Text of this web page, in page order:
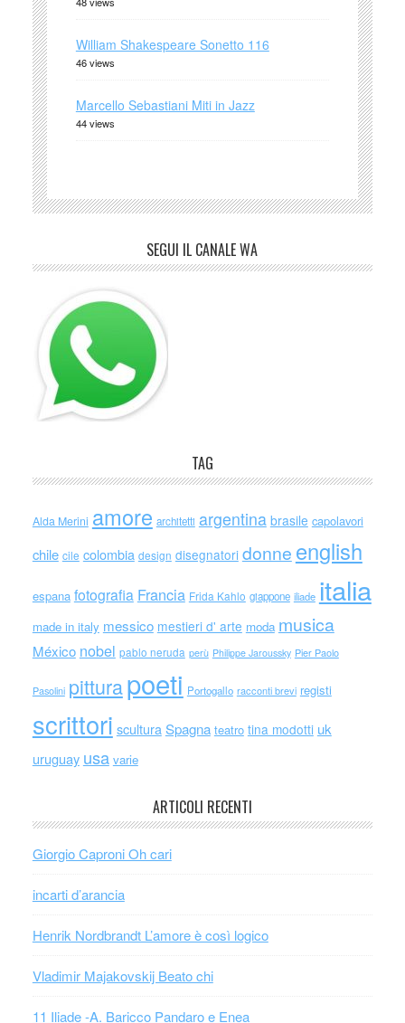
William Shakespeare Sonetto 116
46 views
Marcello Sebastiani Miti in Jazz
44 views
SEGUI IL CANALE WA
TAG
Alda Merini amore architetti argentina brasile capolavori
chile cile colombia design disegnatori donne english
espana fotografia Francia Frida Kahlo giappone iliade italia
made in italy messico mestieri d' arte moda musica
México nobel pablo neruda perù Philippe Jaroussky Pier Paolo
Pasolini pitturapoeti Portogallo racconti brevi registi
scrittori scultura Spagna teatro tina modotti uk
uruguay usa varie
ARTICOLI RECENTI
Giorgio Caproni Oh cari
incarti d’arancia
Henrik Nordbrandt L’amore è così logico
Vladimir Majakovskij Beato chi
11 Iliade -A. Baricco Pandaro e Enea